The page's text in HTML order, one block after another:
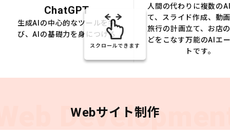
ChatGPT
生成AIの中心的なツールを学
び、AIの基礎力を身につける
人間の代わりに複数の
て、スライド作成、動
旅行の計画立て、お店
どをこなす万能のAIエ
トです。
スクロールできます
Webサイト制作